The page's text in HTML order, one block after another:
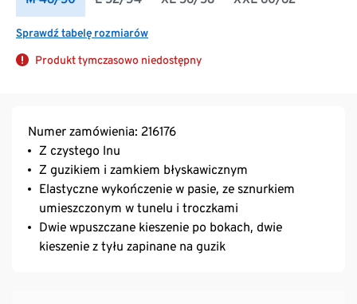
Sprawdź tabelę rozmiarów
Produkt tymczasowo niedostępny
Numer zamówienia: 216176
Z czystego lnu
Z guzikiem i zamkiem błyskawicznym
Elastyczne wykończenie w pasie, ze sznurkiem
umieszczonym w tunelu i troczkami
Dwie wpuszczane kieszenie po bokach, dwie
kieszenie z tyłu zapinane na guzik